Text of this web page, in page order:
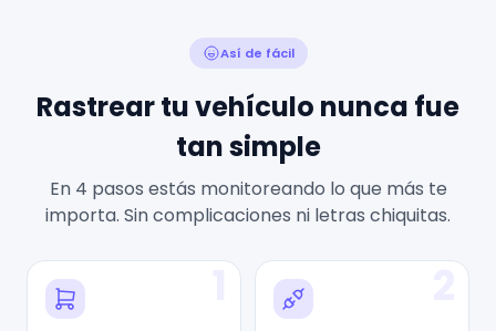
Así de fácil
Rastrear tu vehículo nunca fue
tan simple
En 4 pasos estás monitoreando lo que más te
importa. Sin complicaciones ni letras chiquitas.